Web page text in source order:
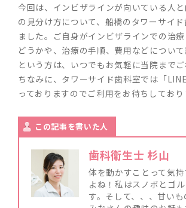
今回は、インビザラインが向いている人
の見分け方について、船橋のタワーサイ
ました。ご自身がインビザラインでの治
どうかや、治療の手順、費用などについ
という方は、いつでもお気軽に当院までご
ちなみに、タワーサイド歯科室では「
っておりますのでご利用をお待ちしており
この記事を書いた人
歯科衛生士 杉山
体を動かすことって気
よね！私はスノボとゴ
す。そして、、、甘いも